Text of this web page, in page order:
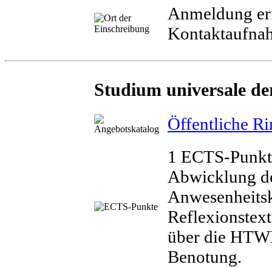
Anmeldung
Studium universale
Öffentliche
1 ECTS-
Abwicklung
über die
Benotung.